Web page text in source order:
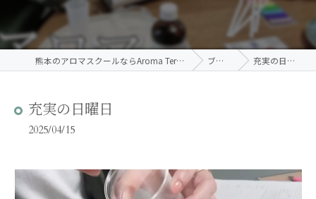
熊本のアロマスクールならAroma Terrace ブログ 充実の日曜日
充実の日曜日
2025/04/15